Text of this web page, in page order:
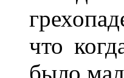
что
было